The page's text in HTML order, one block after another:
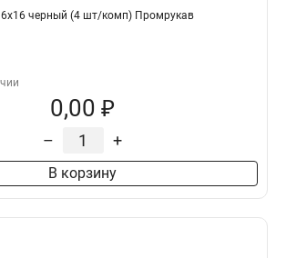
черный (4 шт/комп) Промрукав
0,00 ₽
– +
В корзину